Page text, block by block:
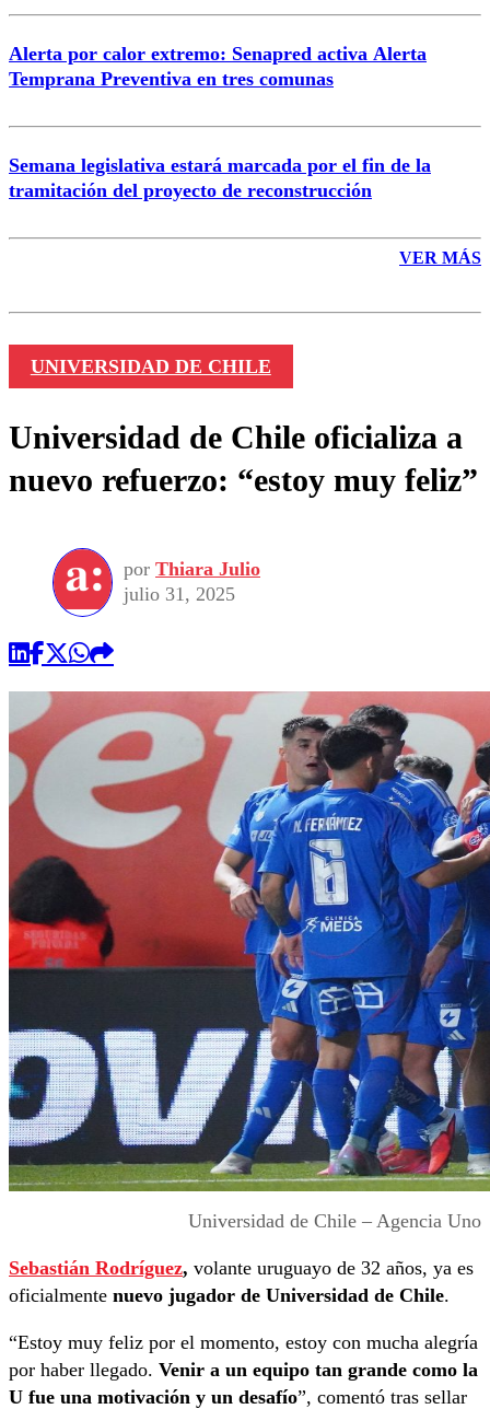
Alerta por calor extremo: Senapred activa Alerta
Temprana Preventiva en tres comunas
Semana legislativa estará marcada por el fin de la
tramitación del proyecto de reconstrucción
VER MÁS
UNIVERSIDAD DE CHILE
Universidad de Chile oficializa a
nuevo refuerzo: “estoy muy feliz”
por Thiara Julio
julio 31, 2025
Universidad de Chile – Agencia Uno
Sebastián Rodríguez, volante uruguayo de 32 años, ya es
oficialmente nuevo jugador de Universidad de Chile.
“Estoy muy feliz por el momento, estoy con mucha alegría
por haber llegado. Venir a un equipo tan grande como la
U fue una motivación y un desafío”, comentó tras sellar